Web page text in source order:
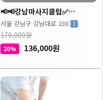
📢📢강남마사지클럽✅…
서울 강남구 강남대로 238 3
170,000원
20% 136,000원